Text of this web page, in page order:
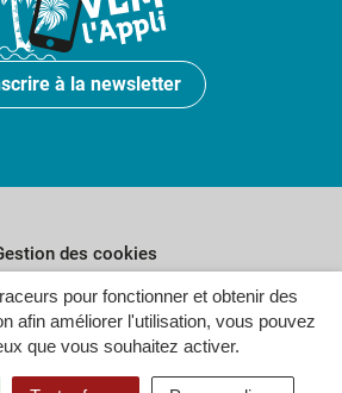
pour fonctionner et obtenir des
afin améliorer l'utilisation, vous pouvez
que vous souhaitez activer.
à la newsletter
des cookies
Plan du site
de confidentialité
Crédits